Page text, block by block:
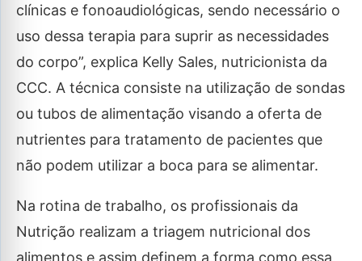
clínicas e fonoaudiológicas, sendo necessário o
uso dessa terapia para suprir as necessidades
do corpo”, explica Kelly Sales, nutricionista da
CCC. A técnica consiste na utilização de sondas
ou tubos de alimentação visando a oferta de
nutrientes para tratamento de pacientes que
não podem utilizar a boca para se alimentar.
Na rotina de trabalho, os profissionais da
Nutrição realizam a triagem nutricional dos
alimentos e assim definem a forma como essa